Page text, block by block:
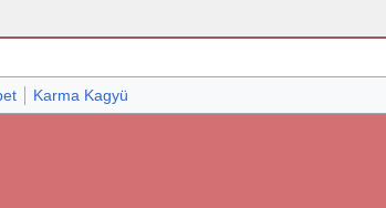
Karma Kagyü